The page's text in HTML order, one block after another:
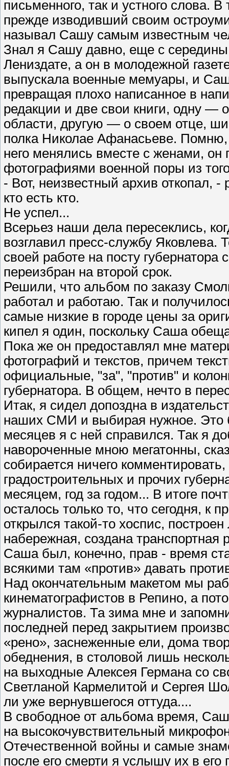
письменного, так и устного слова.
прежде изводивший своим
называл Сашу самым известным
Знал я Сашу давно, еще с середины
Лениздате, а он в молодежной
выпускала военные мемуары, и
превращая плохо написанное в
редакции и две свои книги, одну —
области, другую — о своем отце,
полка Николае Афанасьеве. Помню,
него менялись вместе с женами, он
фотографиями военной поры из
- Вот, неизвестный архив откопал,
кто есть кто.
Не успел...
Всерьез наши дела пересеклись,
возглавил пресс-службу Яковлева.
своей работе на посту
переизбран на второй срок.
Решили, что альбом по заказу
работал и работаю. Так и
самые низкие в городе цены за
кипел я один, поскольку Саша
Пока же он предоставлял мне
фотографий и текстов, причем
официальные, "за", "против" и
губернатора. В общем, нечто в
Итак, я сидел допоздна в
наших СМИ и выбирая нужное. Это
месяцев я с ней справился. Так я
навороченные мною мегатонны,
собирается ничего
градостроительных и прочих
месяцем, год за годом... В итоге
осталось только то, что сегодня, к
открылся такой-то хоспис,
набережная, создана
Саша был, конечно, прав - время
всякими там «против» давать
Над окончательным макетом мы
кинематографистов в Репино, а
журналистов. Та зима мне и
последней перед закрытием
«рено», заснеженные ели, дома
обеднения, в столовой лишь
на выходные Алексея Германа со
Светланой Кармелитой и Сергея
ли уже вернувшегося оттуда....
В свободное от альбома время,
на высокочувствительный
Отечественной войны и самые
после его смерти я услышу их в